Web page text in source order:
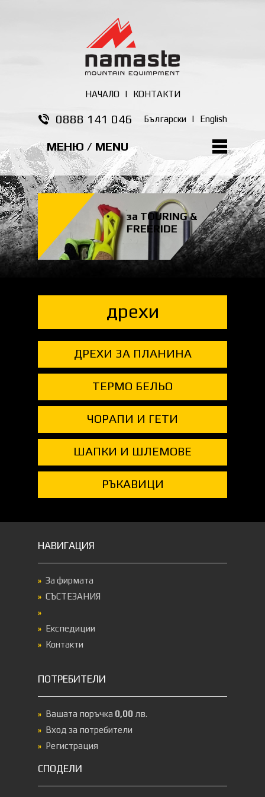
НАЧАЛО | КОНТАКТИ
0888 141 046 Български | English
МЕНЮ / MENU
за TOURING &
FREERIDE
дрехи
ДРЕХИ ЗА ПЛАНИНА
ТЕРМО БЕЛЬО
ЧОРАПИ И ГЕТИ
ШАПКИ И ШЛЕМОВЕ
РЪКАВИЦИ
НАВИГАЦИЯ
За фирмата
СЪСТЕЗАНИЯ
Експедиции
Контакти
ПОТРЕБИТЕЛИ
Вашата поръчка 0,00 лв.
Вход за потребители
Регистрация
СПОДЕЛИ